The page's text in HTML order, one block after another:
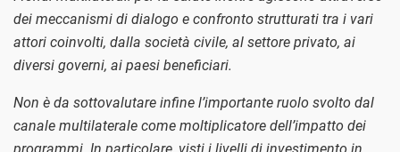
dei meccanismi di dialogo e confronto strutturati tra i vari
attori coinvolti, dalla società civile, al settore privato, ai
diversi governi, ai paesi beneficiari.
Non è da sottovalutare infine l’importante ruolo svolto dal
canale multilaterale come moltiplicatore dell’impatto dei
programmi. In particolare, visti i livelli di investimento in